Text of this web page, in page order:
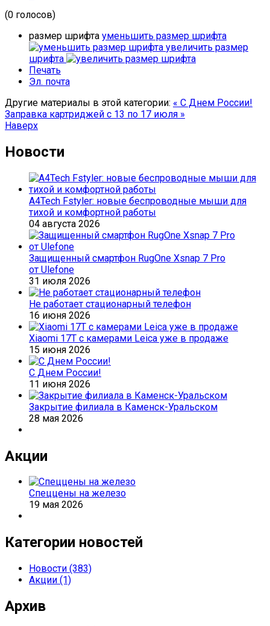
(0 голосов)
размер шрифта уменьшить размер шрифта
увеличить размер
шрифта
Печать
Эл. почта
Другие материалы в этой категории: « С Днем России!
Заправка картриджей с 13 по 17 июля »
Наверх
Новости
A4Tech Fstyler: новые беспроводные мыши для
тихой и комфортной работы
04 августа 2026
Защищенный смартфон RugOne Xsnap 7 Pro
от Ulefone
31 июля 2026
Не работает стационарный телефон
16 июня 2026
Xiaomi 17T с камерами Leica уже в продаже
15 июня 2026
С Днем России!
11 июня 2026
Закрытие филиала в Каменск-Уральском
28 мая 2026
Акции
Спеццены на железо
19 мая 2026
Категории новостей
Новости (383)
Акции (1)
Архив